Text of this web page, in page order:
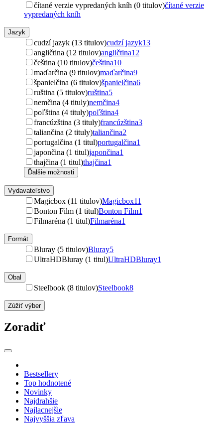
čítané verzie vypredaných kníh (0 titulov)čítané verzie
vypredaných kníh
Jazyk
cudzí jazyk (13 titulov)cudzí jazyk13
angličtina (12 titulov)angličtina12
čeština (10 titulov)čeština10
maďarčina (9 titulov)maďarčina9
španielčina (6 titulov)španielčina6
ruština (5 titulov)ruština5
nemčina (4 tituly)nemčina4
poľština (4 tituly)poľština4
francúzština (3 tituly)francúzština3
taliančina (2 tituly)taliančina2
portugalčina (1 titul)portugalčina1
japončina (1 titul)japončina1
thajčina (1 titul)thajčina1
Ďalšie možnosti
Vydavateľstvo
Magicbox (11 titulov)Magicbox11
Bonton Film (1 titul)Bonton Film1
Filmaréna (1 titul)Filmaréna1
Formát
Bluray (5 titulov)Bluray5
UltraHDBluray (1 titul)UltraHDBluray1
Obal
Steelbook (8 titulov)Steelbook8
Zúžiť výber
Zoradiť
Bestsellery
Top hodnotené
Novinky
Najdrahšie
Najlacnejšie
Najvyššia zľava